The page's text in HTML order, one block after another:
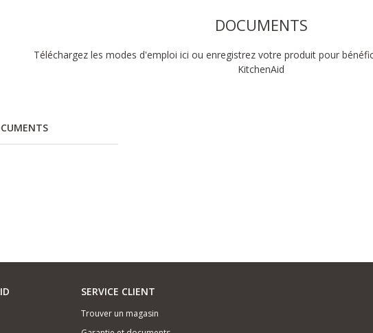
DOCUMENTS
Téléchargez les modes d'emploi ici ou enregistrez votre produit pour
KitchenAid
SERVICE CLIENT
Trouver un magasin